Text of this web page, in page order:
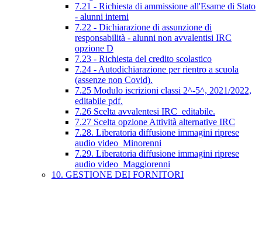
7.21 - Richiesta di ammissione all'Esame di Stato
- alunni interni
7.22 - Dichiarazione di assunzione di
responsabilità - alunni non avvalentisi IRC
opzione D
7.23 - Richiesta del credito scolastico
7.24 - Autodichiarazione per rientro a scuola
(assenze non Covid).
7.25 Modulo iscrizioni classi 2^-5^, 2021/2022,
editabile pdf.
7.26 Scelta avvalentesi IRC_editabile.
7.27 Scelta opzione Attività alternative IRC
7.28. Liberatoria diffusione immagini riprese
audio video_Minorenni
7.29. Liberatoria diffusione immagini riprese
audio video_Maggiorenni
10. GESTIONE DEI FORNITORI